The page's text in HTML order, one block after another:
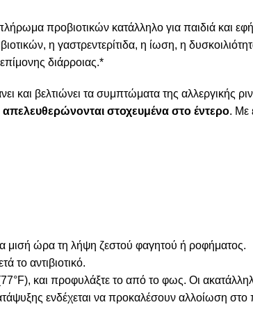
προβιοτικών κατάλληλο για παιδιά και
η γαστρεντερίτιδα, η ίωση, η
διάρροιας.*
και βελτιώνει τα συμπτώματα της αλλεργικής
απελευθερώνονται στοχευμένα στο έντερο. Με
μισή ώρα τη λήψη ζεστού φαγητού ή ροφήματος.
το αντιβιοτικό.
και προφυλάξτε το από το φως. Οι
ενδέχεται να προκαλέσουν αλλοίωση στο